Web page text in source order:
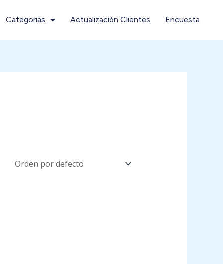
Categorias Actualización Clientes Encuesta